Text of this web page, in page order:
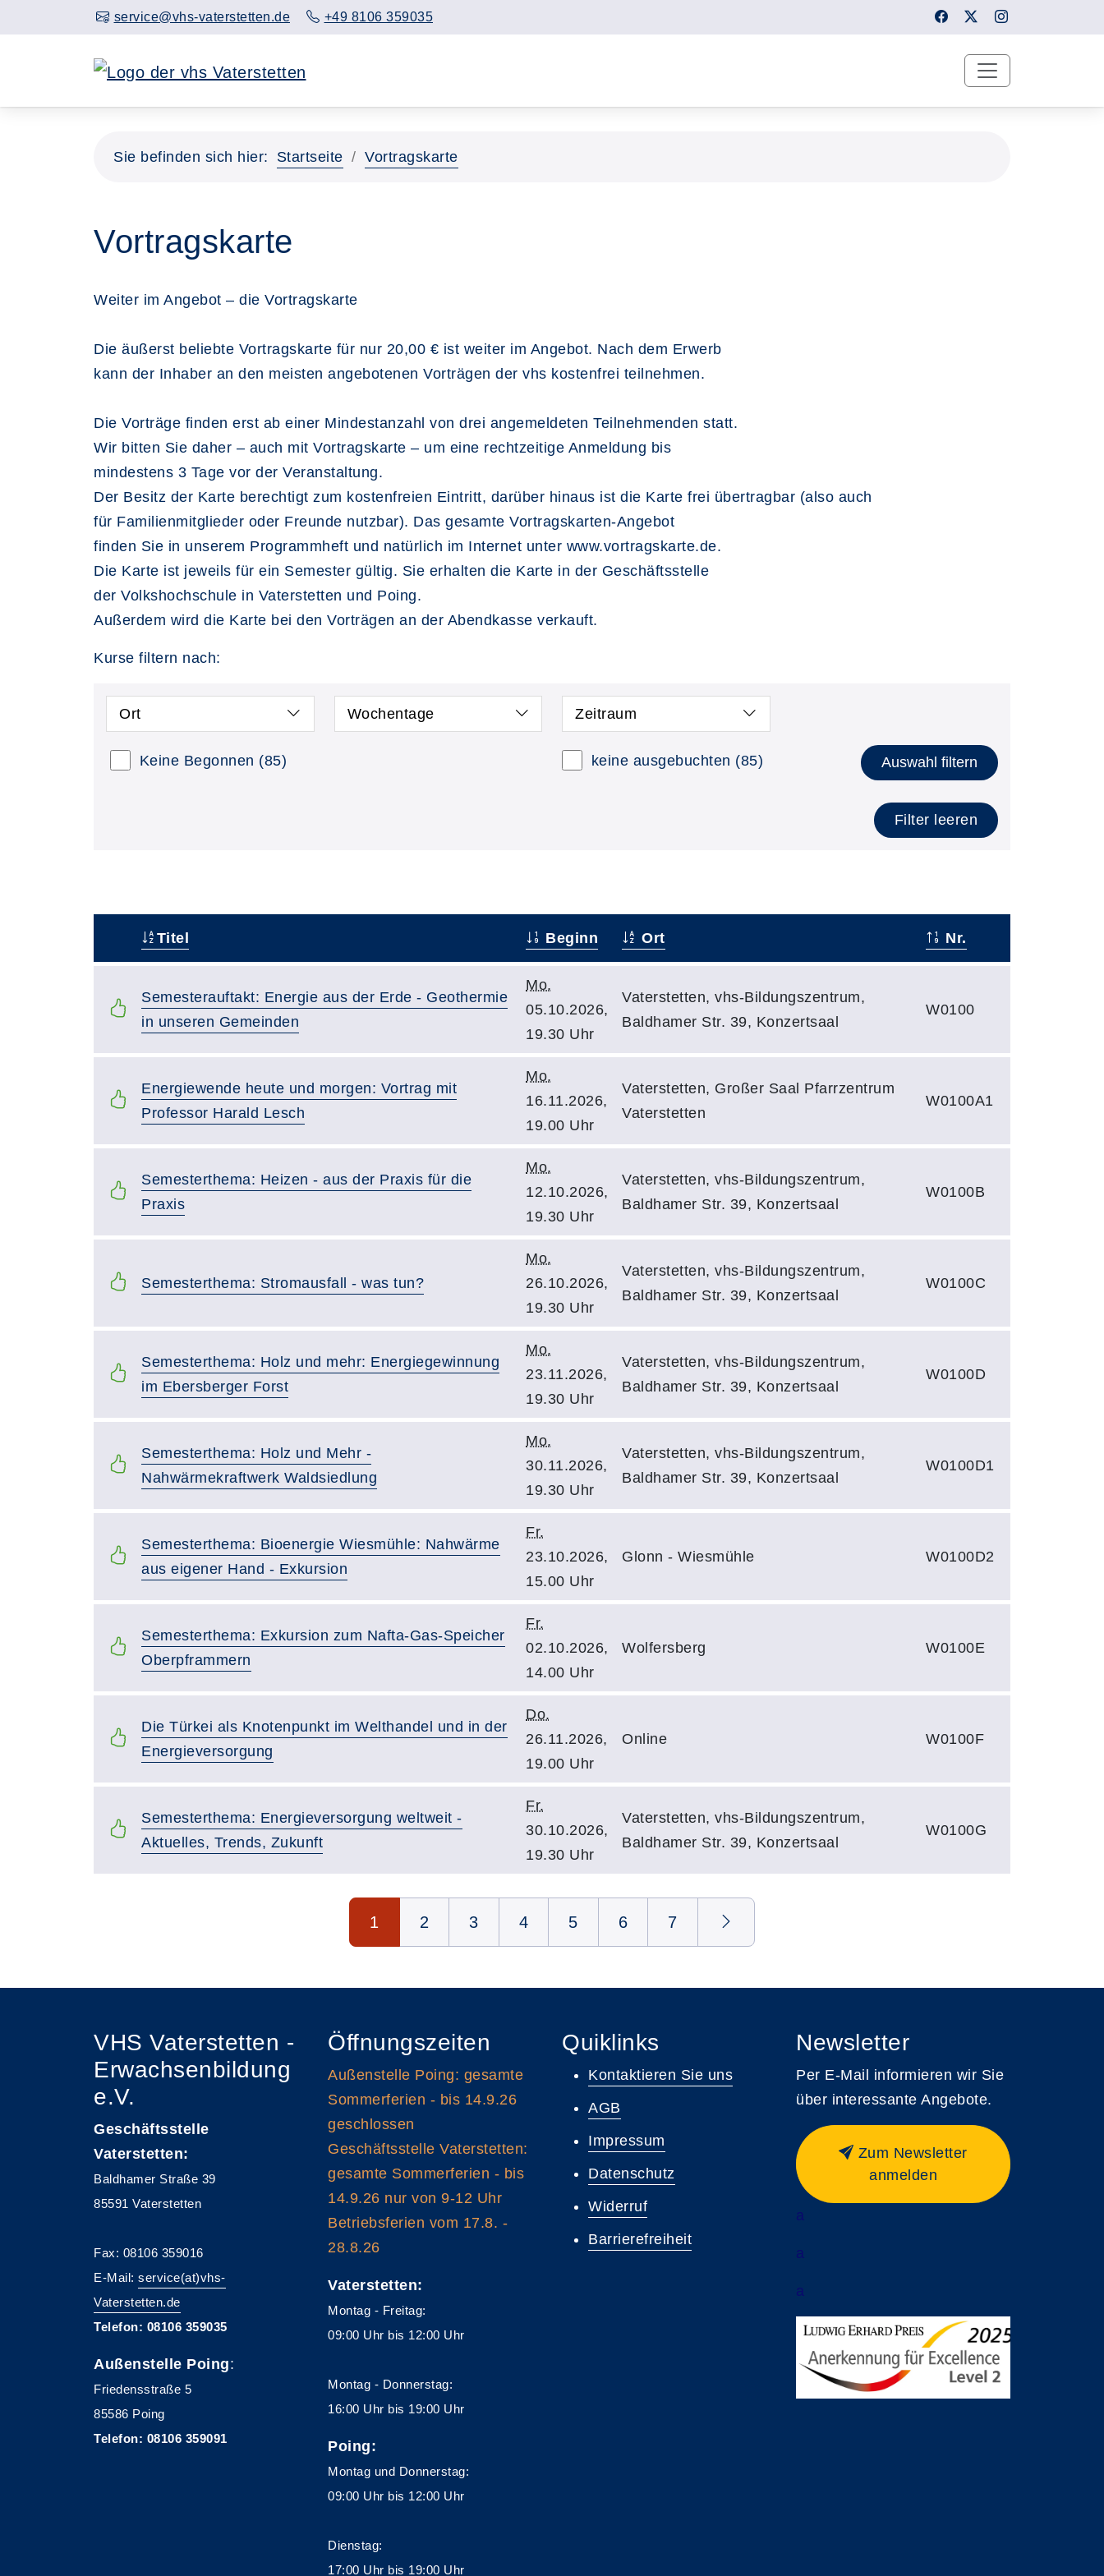
service@vhs-vaterstetten.de +49 8106 359035
Sie befinden sich hier: Startseite Vortragskarte
Vortragskarte
Weiter im Angebot – die Vortragskarte
Die äußerst beliebte Vortragskarte für nur 20,00 € ist weiter im Angebot. Nach dem Erwerb
kann der Inhaber an den meisten angebotenen Vorträgen der vhs kostenfrei teilnehmen.
Die Vorträge finden erst ab einer Mindestanzahl von drei angemeldeten Teilnehmenden statt.
Wir bitten Sie daher – auch mit Vortragskarte – um eine rechtzeitige Anmeldung bis
mindestens 3 Tage vor der Veranstaltung.
Der Besitz der Karte berechtigt zum kostenfreien Eintritt, darüber hinaus ist die Karte frei übertragbar (also auch
für Familienmitglieder oder Freunde nutzbar). Das gesamte Vortragskarten-Angebot
finden Sie in unserem Programmheft und natürlich im Internet unter www.vortragskarte.de.
Die Karte ist jeweils für ein Semester gültig. Sie erhalten die Karte in der Geschäftsstelle
der Volkshochschule in Vaterstetten und Poing.
Außerdem wird die Karte bei den Vorträgen an der Abendkasse verkauft.
Kurse filtern nach:
Ort Wochentage Zeitraum
Keine Begonnen (85) keine ausgebuchten (85) Auswahl filtern
Filter leeren
Titel Beginn Ort Nr.
Semesterauftakt: Energie aus der Erde - Geothermie
in unseren Gemeinden
Mo.
05.10.2026,
19.30 Uhr
Vaterstetten, vhs-Bildungszentrum,
Baldhamer Str. 39, Konzertsaal
W0100
Energiewende heute und morgen: Vortrag mit
Professor Harald Lesch
Mo.
16.11.2026,
19.00 Uhr
Vaterstetten, Großer Saal Pfarrzentrum
Vaterstetten
W0100A1
Semesterthema: Heizen - aus der Praxis für die
Praxis
Mo.
12.10.2026,
19.30 Uhr
Vaterstetten, vhs-Bildungszentrum,
Baldhamer Str. 39, Konzertsaal
W0100B
Semesterthema: Stromausfall - was tun?
Mo.
26.10.2026,
19.30 Uhr
Vaterstetten, vhs-Bildungszentrum,
Baldhamer Str. 39, Konzertsaal
W0100C
Semesterthema: Holz und mehr: Energiegewinnung
im Ebersberger Forst
Mo.
23.11.2026,
19.30 Uhr
Vaterstetten, vhs-Bildungszentrum,
Baldhamer Str. 39, Konzertsaal
W0100D
Semesterthema: Holz und Mehr -
Nahwärmekraftwerk Waldsiedlung
Mo.
30.11.2026,
19.30 Uhr
Vaterstetten, vhs-Bildungszentrum,
Baldhamer Str. 39, Konzertsaal
W0100D1
Semesterthema: Bioenergie Wiesmühle: Nahwärme
aus eigener Hand - Exkursion
Fr.
23.10.2026,
15.00 Uhr
Glonn - Wiesmühle W0100D2
Semesterthema: Exkursion zum Nafta-Gas-Speicher
Oberpframmern
Fr.
02.10.2026,
14.00 Uhr
Wolfersberg W0100E
Die Türkei als Knotenpunkt im Welthandel und in der
Energieversorgung
Do.
26.11.2026,
19.00 Uhr
Online W0100F
Semesterthema: Energieversorgung weltweit -
Aktuelles, Trends, Zukunft
Fr.
30.10.2026,
19.30 Uhr
Vaterstetten, vhs-Bildungszentrum,
Baldhamer Str. 39, Konzertsaal
W0100G
1 2 3 4 5 6 7
VHS Vaterstetten -
Erwachsenbildung
e.V.
Geschäftsstelle
Vaterstetten:
Baldhamer Straße 39
85591 Vaterstetten
Fax: 08106 359016
E-Mail: service(at)vhs-
Vaterstetten.de
Telefon: 08106 359035
Außenstelle Poing:
Friedensstraße 5
85586 Poing
Telefon: 08106 359091
Öffnungszeiten
Außenstelle Poing: gesamte
Sommerferien - bis 14.9.26
geschlossen
Geschäftsstelle Vaterstetten:
gesamte Sommerferien - bis
14.9.26 nur von 9-12 Uhr
Betriebsferien vom 17.8. -
28.8.26
Vaterstetten:
Montag - Freitag:
09:00 Uhr bis 12:00 Uhr
Montag - Donnerstag:
16:00 Uhr bis 19:00 Uhr
Poing:
Montag und Donnerstag:
09:00 Uhr bis 12:00 Uhr
Dienstag:
17:00 Uhr bis 19:00 Uhr
Quiklinks
Kontaktieren Sie uns
AGB
Impressum
Datenschutz
Widerruf
Barrierefreiheit
Newsletter
Per E-Mail informieren wir Sie
über interessante Angebote.
Zum Newsletter
anmelden
a
a
a